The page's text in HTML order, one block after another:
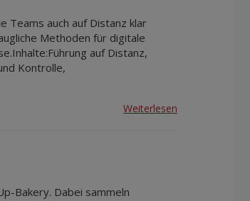
Teams auch auf Distanz klar
Methoden für digitale
auf Distanz,
Kontrolle,
Weiterlesen
Bakery. Dabei sammeln